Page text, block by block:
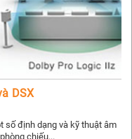
DSX
số định dạng và kỹ thuật âm
chiếu...